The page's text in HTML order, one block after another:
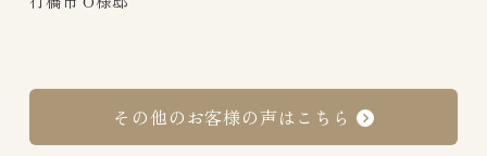
ら
に
その他のお客様の声はこちら